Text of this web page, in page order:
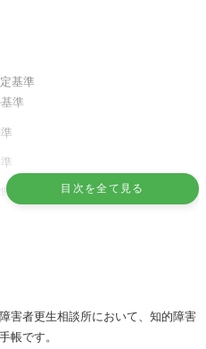
目次を全て見る
基準
準
確認
害者更生相談所において、知的障害
帳です。